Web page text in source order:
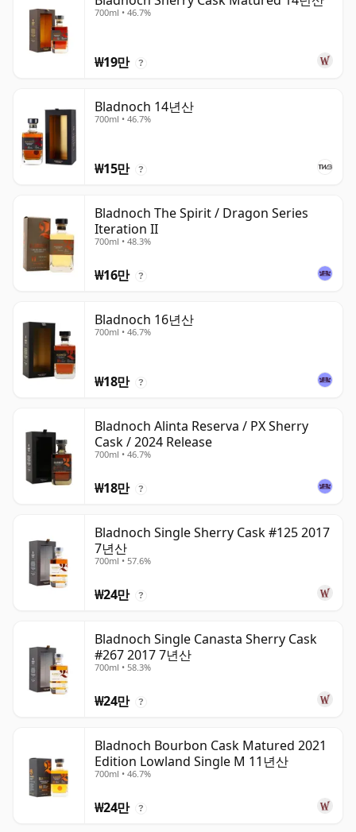
700ml • 46.7%
₩19만 ?
Bladnoch 14년산
700ml • 46.7%
₩15만 ?
Bladnoch The Spirit / Dragon Series
Iteration II
700ml • 48.3%
₩16만 ?
Bladnoch 16년산
700ml • 46.7%
₩18만 ?
Bladnoch Alinta Reserva / PX Sherry
Cask / 2024 Release
700ml • 46.7%
₩18만 ?
Bladnoch Single Sherry Cask #125 2017
7년산
700ml • 57.6%
₩24만 ?
Bladnoch Single Canasta Sherry Cask
#267 2017 7년산
700ml • 58.3%
₩24만 ?
Bladnoch Bourbon Cask Matured 2021
Edition Lowland Single M 11년산
700ml • 46.7%
₩24만 ?